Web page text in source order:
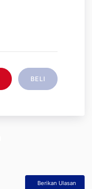
BELI
Berikan Ulasan